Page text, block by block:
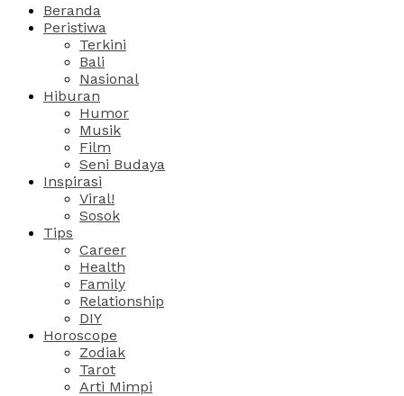
Beranda
Peristiwa
Terkini
Bali
Nasional
Hiburan
Humor
Musik
Film
Seni Budaya
Inspirasi
Viral!
Sosok
Tips
Career
Health
Family
Relationship
DIY
Horoscope
Zodiak
Tarot
Arti Mimpi